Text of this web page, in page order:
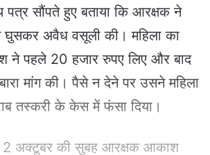
सौंपते हुए बताया कि आरक्षक ने
अवैध वसूली की। महिला का
ने पहले 20 हजार रुपए लिए और बाद
मांग की। पैसे न देने पर उसने महिला
तस्करी के केस में फंसा दिया।
2 अक्टूबर की सुबह आरक्षक आकाश